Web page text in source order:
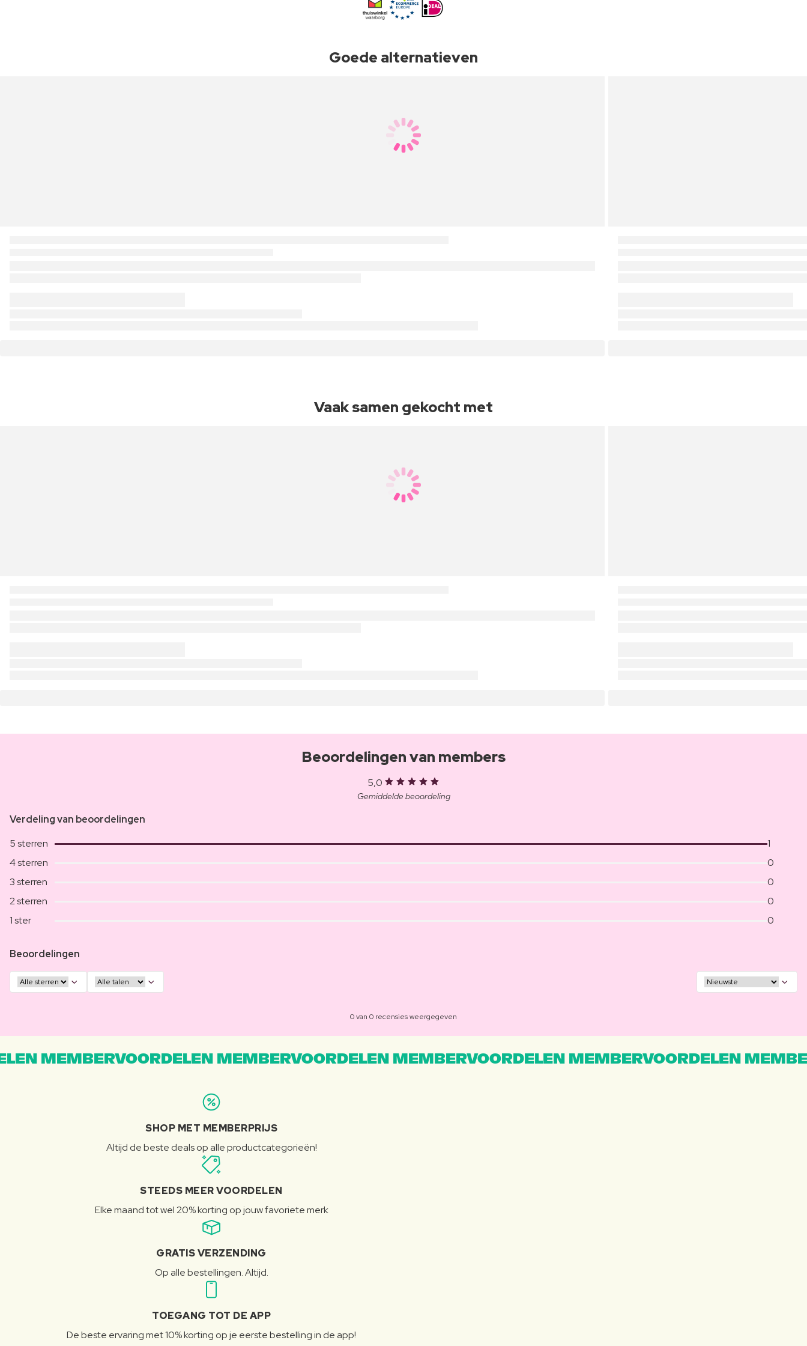
Goede alternatieven
Vaak samen gekocht met
Beoordelingen van members
5,0
Gemiddelde beoordeling
Verdeling van beoordelingen
5 sterren
1
4 sterren
0
3 sterren
0
2 sterren
0
1 ster
0
Beoordelingen
0 van 0 recensies weergegeven
MEMBERVOORDELEN MEMBERVOORDELEN MEMBERVOORDELEN MEMBERVOORDELEN
SHOP MET MEMBERPRIJS
Altijd de beste deals op alle productcategorieën!
STEEDS MEER VOORDELEN
Elke maand tot wel 20% korting op jouw favoriete merk
GRATIS VERZENDING
Op alle bestellingen. Altijd.
TOEGANG TOT DE APP
De beste ervaring met 10% korting op je eerste bestelling in de app!